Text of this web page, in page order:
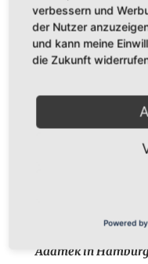
Lauschendes und
Adamek in
Intensiv-Tages-
Samstag, den 17.
Ort: Umme Ecke
27726 Worpswede
Lauschendes und
Adamek in
verbessern und
der Nutzer
und kann meine
die Zukunft
Powered by